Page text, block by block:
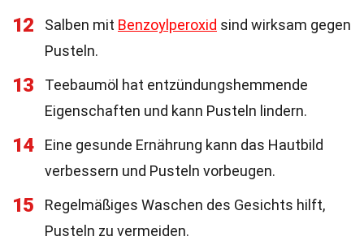
12 Salben mit Benzoylperoxid sind wirksam gegen
Pusteln.
13
Teebaumöl hat entzündungshemmende
Eigenschaften und kann Pusteln lindern.
14
Eine gesunde Ernährung kann das Hautbild
verbessern und Pusteln vorbeugen.
15
Regelmäßiges Waschen des Gesichts hilft,
Pusteln zu vermeiden.